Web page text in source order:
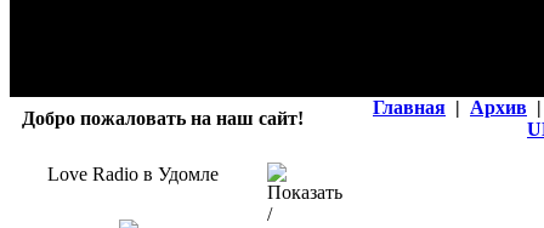
Добро пожаловать на наш сайт!
Главная | Архив |
Love Radio в Удомле